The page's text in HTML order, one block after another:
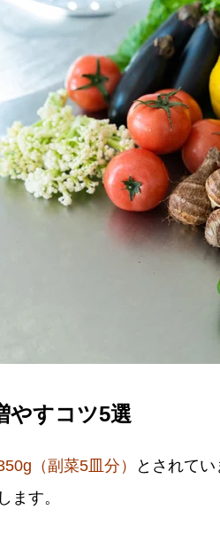
やすコツ5選
（副菜5皿分）
とされて
ます。